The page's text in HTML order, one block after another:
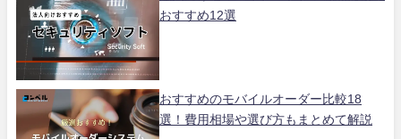
おすすめ12選
おすすめのモバイルオーダー比較18
選！費用相場や選び方もまとめて解説